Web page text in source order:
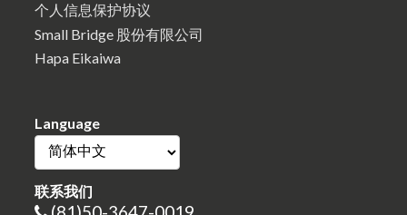
个人信息保护协议
Small Bridge 股份有限公司
Hapa Eikaiwa
Language
联系我们